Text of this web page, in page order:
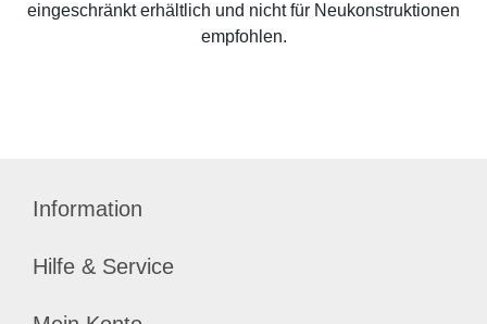
eingeschränkt erhältlich und nicht für Neukonstruktionen
empfohlen.
Information
Hilfe & Service